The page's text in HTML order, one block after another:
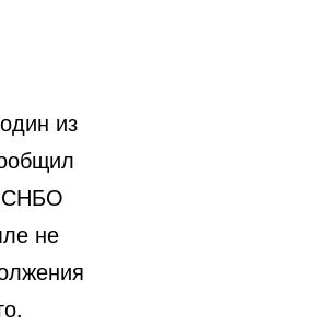
из
СНБО
не